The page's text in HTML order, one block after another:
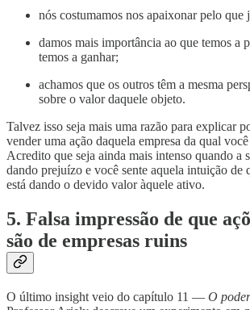
nós costumamos nos apaixonar pelo que
damos mais importância ao que temos a
temos a ganhar;
achamos que os outros têm a mesma
sobre o valor daquele objeto.
Talvez isso seja mais uma razão para explicar
vender uma ação daquela empresa da qual
Acredito que seja ainda mais intenso quando a
dando prejuízo e você sente aquela intuição de
está dando o devido valor àquele ativo.
5. Falsa impressão de que
são de empresas ruins
O último insight veio do capítulo 11 — O